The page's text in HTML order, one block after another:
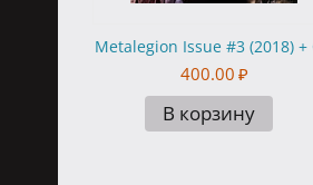
Metalegion Issue #3 (2018) +
400.00 ₽
В корзину